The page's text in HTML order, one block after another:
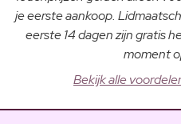
je eerste aankoop.
eerste 14 dagen zijn gratis
moment
Bekijk alle